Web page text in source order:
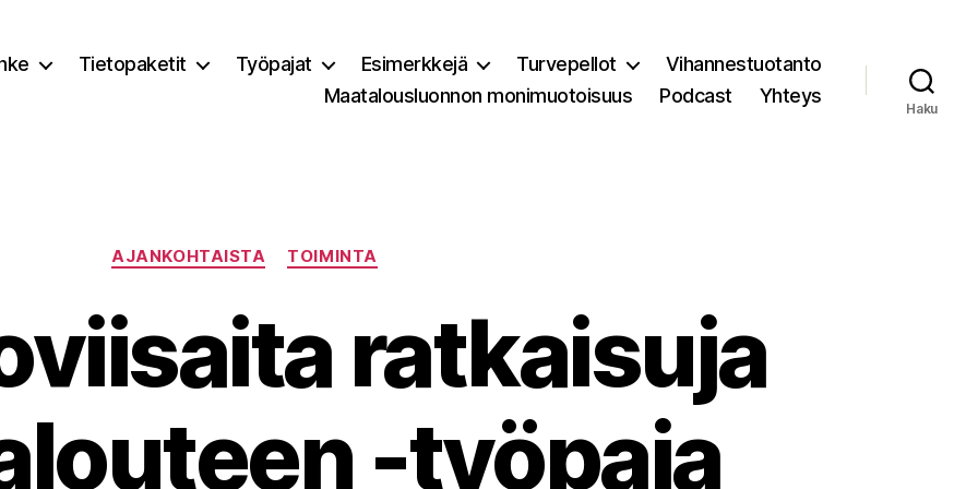
Tietopaketit Työpajat Esimerkkejä Turvepellot
Vihannestuotanto
Maatalousluonnon monimuotoisuus
Podcast Yhteys
Haku
Kategoriat
AJANKOHTAISTA TOIMINTA
ratkaisuja
-työpaja